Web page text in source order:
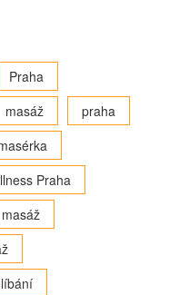
Praha
masáž
praha
Praha